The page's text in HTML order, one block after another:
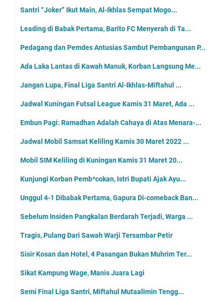
Santri “Joker” Ikut Main, Al-Ikhlas Sempat Mogo...
Leading di Babak Pertama, Barito FC Menyerah di Ta...
Pedagang dan Pemdes Antusias Sambut Pembangunan P...
Ada Laka Lantas di Kawah Manuk, Korban Langsung Me...
Jangan Lupa, Final Liga Santri Al-Ikhlas-Miftahul ...
Jadwal Kuningan Futsal League Kamis 31 Maret, Ada ...
Embun Pagi: Ramadhan Adalah Cahaya di Atas Menara-...
Jadwal Mobil Samsat Keliling Kamis 30 Maret 2022 ...
Mobil SIM Keliling di Kuningan Kamis 31 Maret 20...
Kunjungi Korban Pemb*cokan, Istri Bupati Ajak Ayu...
Unggul 4-1 Dibabak Pertama, Gapura Di-comeback Ban...
Sebelum Insiden Pangkalan Berdarah Terjadi, Warga ...
Tragis, Pulang Dari Sawah Warji Tersambar Petir
Sisir Kosan dan Hotel, 4 Pasangan Bukan Muhrim Ter...
Sikat Kampung Wage, Manis Juara Lagi
Semi Final Liga Santri, Miftahul Mutaalimin Tengg...